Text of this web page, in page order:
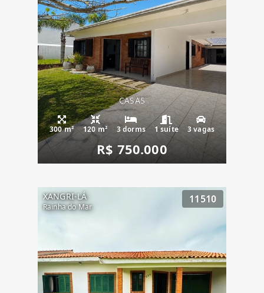
CASAS
300 m² 120 m² 3 dorms 1 suíte 3 vagas
R$ 750.000
XANGRI-LÁ
Rainha do Mar
11510